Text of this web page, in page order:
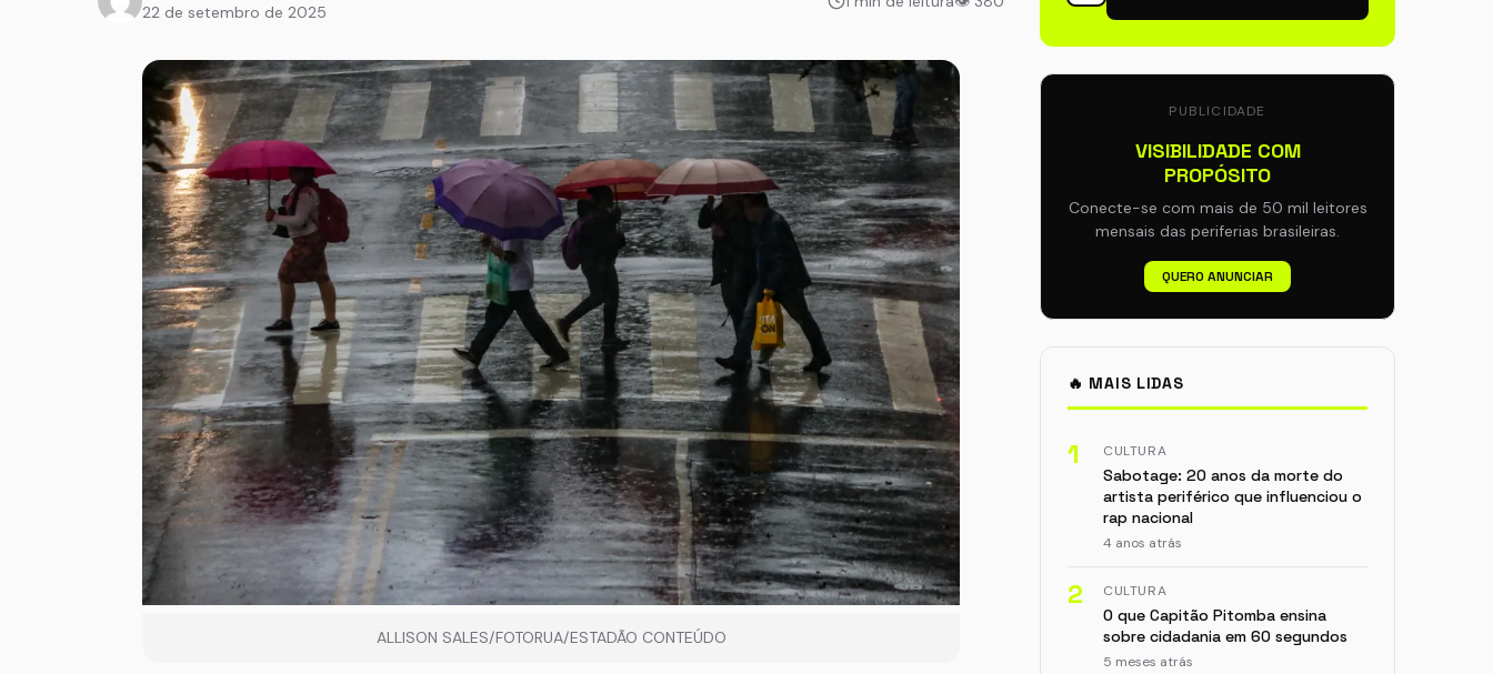
22 de setembro de 2025
ALLISON SALES/FOTORUA/ESTADÃO CONTEÚDO
PUBLICIDADE
VISIBILIDADE COM
PROPÓSITO
Conecte-se com mais de 50 mil leitores
mensais das periferias brasileiras.
QUERO ANUNCIAR
🔥 MAIS LIDAS
1 CULTURA
Sabotage: 20 anos da morte do
artista periférico que influenciou o
rap nacional
4 anos atrás
2 CULTURA
O que Capitão Pitomba ensina
sobre cidadania em 60 segundos
5 meses atrás